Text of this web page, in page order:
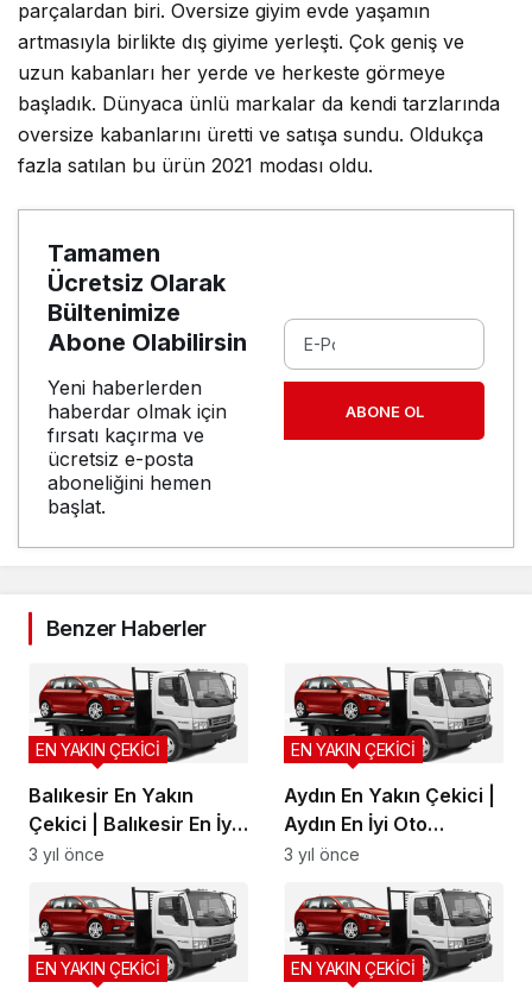
parçalardan biri. Oversize giyim evde yaşamın
artmasıyla birlikte dış giyime yerleşti. Çok geniş ve
uzun kabanları her yerde ve herkeste görmeye
başladık. Dünyaca ünlü markalar da kendi tarzlarında
oversize kabanlarını üretti ve satışa sundu. Oldukça
fazla satılan bu ürün 2021 modası oldu.
Tamamen
Ücretsiz Olarak
Bültenimize
Abone Olabilirsin
Yeni haberlerden
haberdar olmak için
fırsatı kaçırma ve
ücretsiz e-posta
aboneliğini hemen
başlat.
ABONE OL
Benzer Haberler
Balıkesir En Yakın
Çekici | Balıkesir En İyi
Oto Kurtarma, Balıkesir
EN YAKIN ÇEKİCİ
3 yıl önce
Aydın En Yakın Çekici |
Aydın En İyi Oto
Kurtarma, Aydın Yol
EN YAKIN ÇEKİCİ
3 yıl önce
EN YAKIN ÇEKİCİ EN YAKIN ÇEKİCİ